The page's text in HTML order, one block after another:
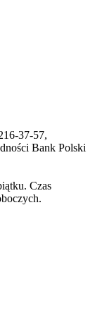
37-57,
Bank Polski
Czas